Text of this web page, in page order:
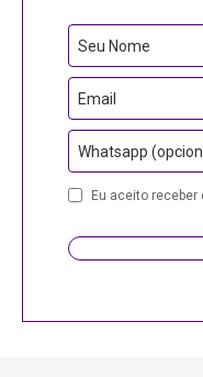
Seu Nome
Email
Whatsapp
Eu aceito receber